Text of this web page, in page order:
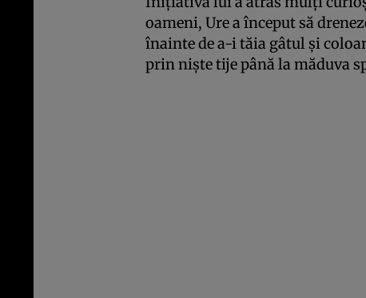
oameni, Ure a început să
înainte de a-i tăia gâtul și
prin niște tije până la măduva